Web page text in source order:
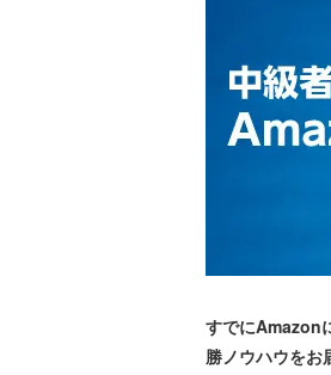
すでにAmazon
勝ノウハウをお